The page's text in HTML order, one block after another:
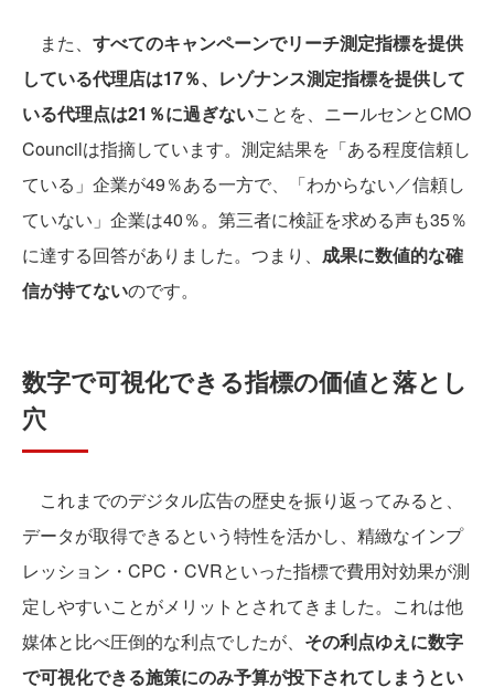
また、 すべてのキャンペーンでリーチ測定指標を提供
している代理店は17％、レゾナンス測定指標を提供して
いる代理点は21％に過ぎないことを、ニールセンとCMO
Councilは指摘しています。測定結果を「ある程度信頼し
ている」企業が49％ある一方で、「わからない／信頼し
ていない」企業は40％。第三者に検証を求める声も35％
に達する回答がありました。つまり、 成果に数値的な確
信が持てないのです。
数字で可視化できる指標の価値と落とし
穴
これまでのデジタル広告の歴史を振り返ってみると、
データが取得できるという特性を活かし、精緻なインプ
レッション・CPC・CVRといった指標で費用対効果が測
定しやすいことがメリットとされてきました。これは他
媒体と比べ圧倒的な利点でしたが、 その利点ゆえに数字
で可視化できる施策にのみ予算が投下されてしまうとい